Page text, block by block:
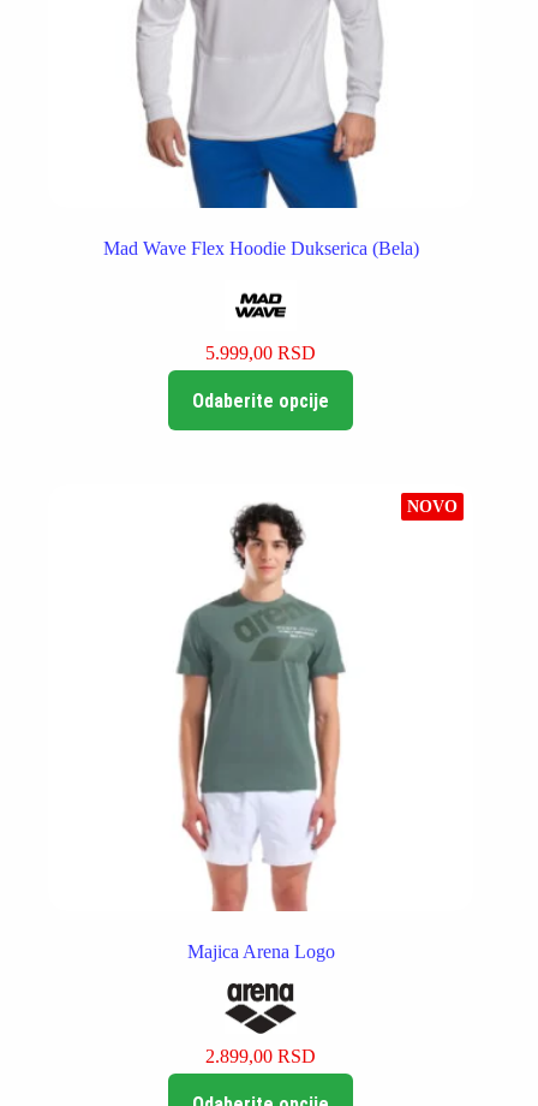
Mad Wave Flex Hoodie Dukserica (Bela)
5.999,00RSD
Odaberite opcije
proizvod
mogu
biti
izabrane
na
stranici
proizvoda.
NOVO
Majica Arena Logo
2.899,00RSD